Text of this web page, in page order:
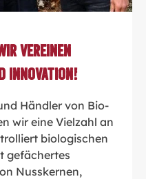
vereinen
Innovation!
Händler von Bio-
wir eine Vielzahl an
biologischen
gefächertes
Nusskernen,